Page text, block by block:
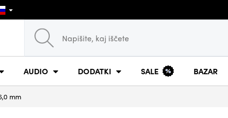
AUDIO DODATKI SALE BAZAR
mm